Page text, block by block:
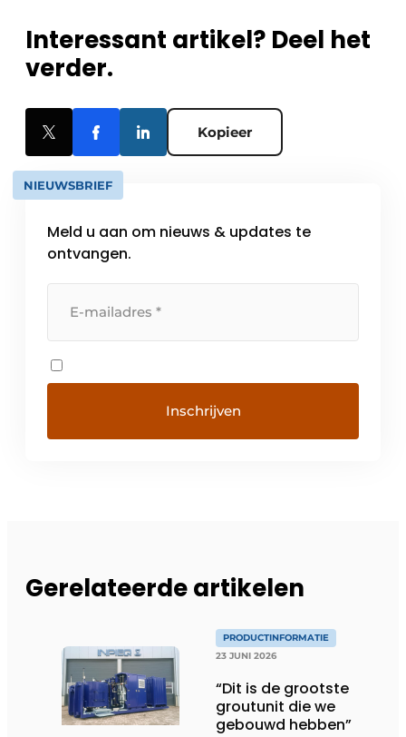
Interessant artikel? Deel het
verder.
Kopieer
NIEUWSBRIEF
Meld u aan om nieuws & updates te
ontvangen.
Gerelateerde artikelen
PRODUCTINFORMATIE
23 JUNI 2026
“Dit is de grootste
groutunit die we
gebouwd hebben”